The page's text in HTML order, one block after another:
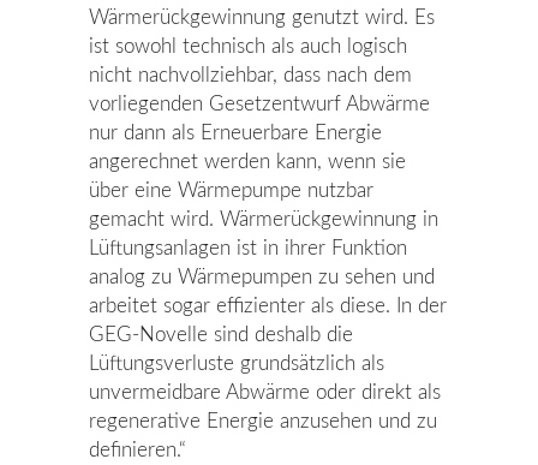
Wärmerückgewinnung genutzt wird. Es
ist sowohl technisch als auch logisch
nicht nachvollziehbar, dass nach dem
vorliegenden Gesetzentwurf Abwärme
nur dann als Erneuerbare Energie
angerechnet werden kann, wenn sie
über eine Wärmepumpe nutzbar
gemacht wird. Wärmerückgewinnung in
Lüftungsanlagen ist in ihrer Funktion
analog zu Wärmepumpen zu sehen und
arbeitet sogar effizienter als diese. In der
GEG-Novelle sind deshalb die
Lüftungsverluste grundsätzlich als
unvermeidbare Abwärme oder direkt als
regenerative Energie anzusehen und zu
definieren.“